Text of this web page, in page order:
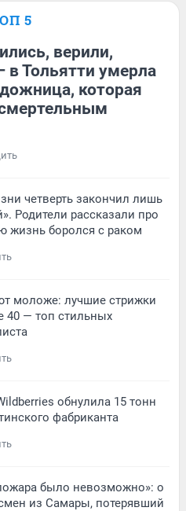
5
верили,
в Тольятти умерла
которая
четверть закончил лишь
Родители рассказали про
жизнь боролся с раком
моложе: лучшие стрижки
40 — топ стильных
обнулила 15 тонн
фабриканта
было невозможно»: о
из Самары, потерявший